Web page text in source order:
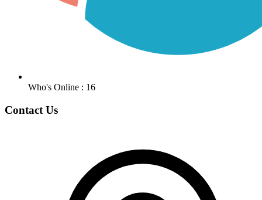
Who's Online : 16
Contact Us